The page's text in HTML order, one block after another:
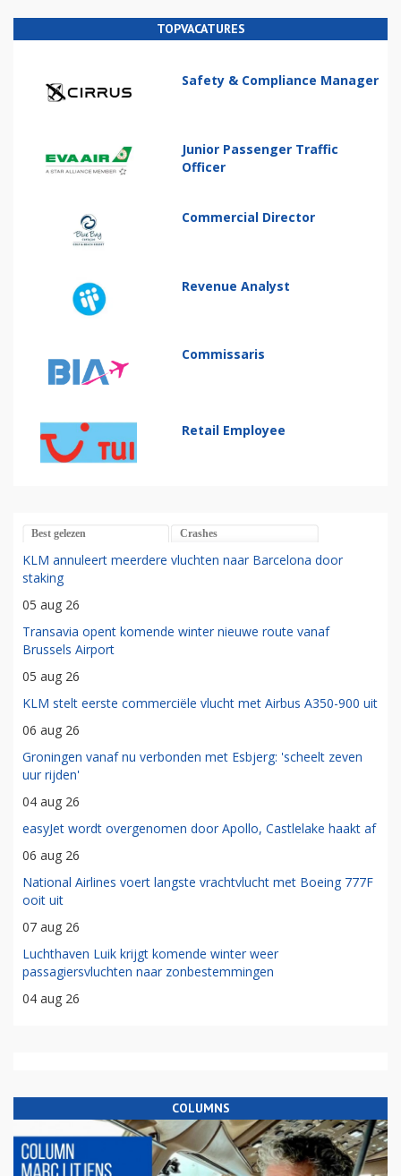
TOPVACATURES
Safety & Compliance Manager
Junior Passenger Traffic
Officer
Commercial Director
Revenue Analyst
Commissaris
Retail Employee
Best gelezen Crashes
KLM annuleert meerdere vluchten naar Barcelona door
staking
05 aug 26
Transavia opent komende winter nieuwe route vanaf
Brussels Airport
05 aug 26
KLM stelt eerste commerciële vlucht met Airbus A350-900 uit
06 aug 26
Groningen vanaf nu verbonden met Esbjerg: 'scheelt zeven
uur rijden'
04 aug 26
easyJet wordt overgenomen door Apollo, Castlelake haakt af
06 aug 26
National Airlines voert langste vrachtvlucht met Boeing 777F
ooit uit
07 aug 26
Luchthaven Luik krijgt komende winter weer
passagiersvluchten naar zonbestemmingen
04 aug 26
COLUMNS